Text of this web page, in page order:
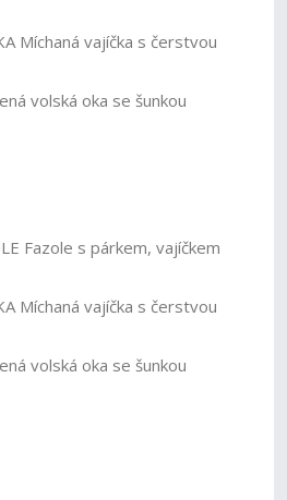
Míchaná vajíčka s čerstvou
volská oka se šunkou
Fazole s párkem, vajíčkem
Míchaná vajíčka s čerstvou
volská oka se šunkou